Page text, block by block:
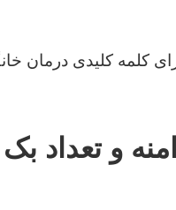
و تعداد